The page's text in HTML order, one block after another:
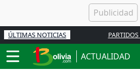
ÚLTIMAS NOTICIAS
ACTUALIDAD